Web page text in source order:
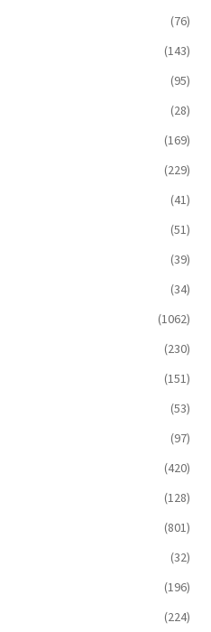
(76)
(143)
(95)
(28)
(169)
(229)
(41)
(51)
(39)
(34)
(1062)
(230)
(151)
(53)
(97)
(420)
(128)
(801)
(32)
(196)
(224)